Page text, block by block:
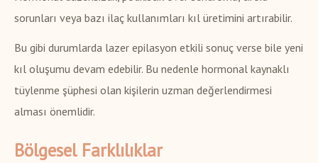
sorunları veya bazı ilaç kullanımları kıl üretimini artırabilir.
Bu gibi durumlarda lazer epilasyon etkili sonuç verse bile yeni
kıl oluşumu devam edebilir. Bu nedenle hormonal kaynaklı
tüylenme şüphesi olan kişilerin uzman değerlendirmesi
alması önemlidir.
Bölgesel Farklılıklar